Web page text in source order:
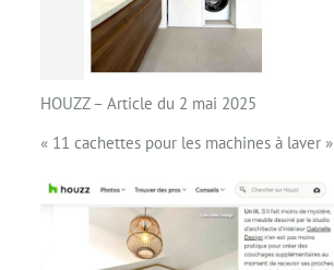
HOUZZ – Article du 2 mai 2025
« 11 cachettes pour les machines à laver »